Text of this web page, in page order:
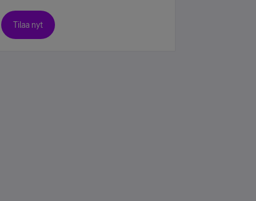
Tilaa nyt